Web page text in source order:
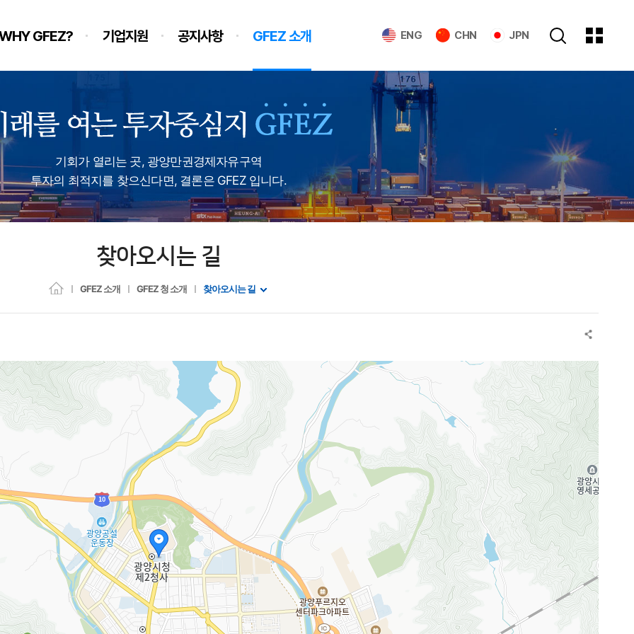
ENG CHN JPN
GFEZ? 기업지원 공지사항 GFEZ 소개
기회가 열리는 곳, 광양만권경제자유구역
투자의 최적지를 찾으신다면, 결론은 GFEZ 입니다.
찾아오시는 길
GFEZ 소개 GFEZ 청 소개 찾아오시는 길